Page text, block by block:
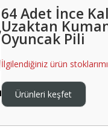
64 Adet İnce
Uzaktan
Oyuncak Pili
İlgilendiğiniz ürün
Ürünleri keşfet